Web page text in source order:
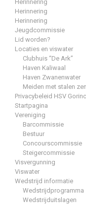
Herinnering
Herinnering
Herinnering
Jeugdcommissie
Lid worden?
Locaties en viswater
Clubhuis “De Ark”
Haven Kaliwaal
Haven Zwanenwater
Meiden met stalen
Privacybeleid HSV
Startpagina
Vereniging
Barcommissie
Bestuur
Concourscommissie
Steigercommissie
Visvergunning
Viswater
Wedstrijd informatie
Wedstrijdprogramma
Wedstrijduitslagen